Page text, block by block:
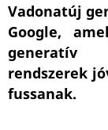
Vadonatúj
Google,
generatív
rendszerek
fussanak.